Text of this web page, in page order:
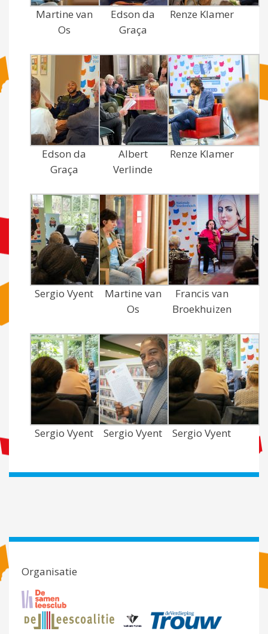
Martine van
Os
Edson da
Graça
Renze Klamer
Edson da
Graça
Albert
Verlinde
Renze Klamer
Sergio Vyent
Martine van
Os
Francis van
Broekhuizen
Sergio Vyent Sergio Vyent Sergio Vyent
Organisatie